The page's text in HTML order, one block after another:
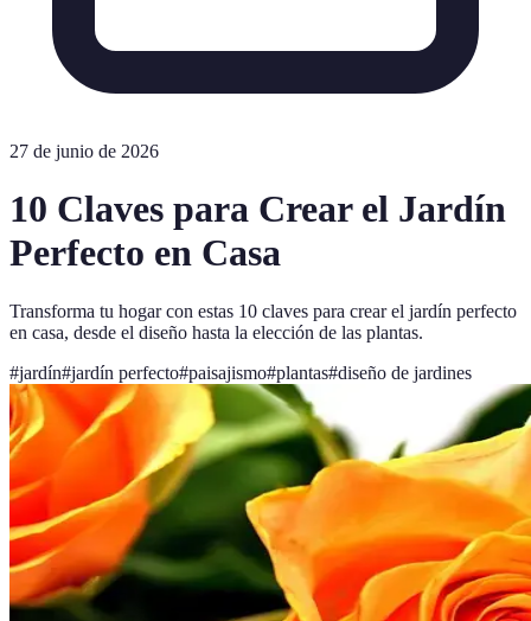
27 de junio de 2026
10 Claves para Crear el Jardín
Perfecto en Casa
Transforma tu hogar con estas 10 claves para crear el jardín perfecto
en casa, desde el diseño hasta la elección de las plantas.
#jardín#jardín perfecto#paisajismo#plantas#diseño de jardines